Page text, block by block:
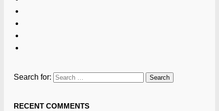
Search for:
RECENT COMMENTS